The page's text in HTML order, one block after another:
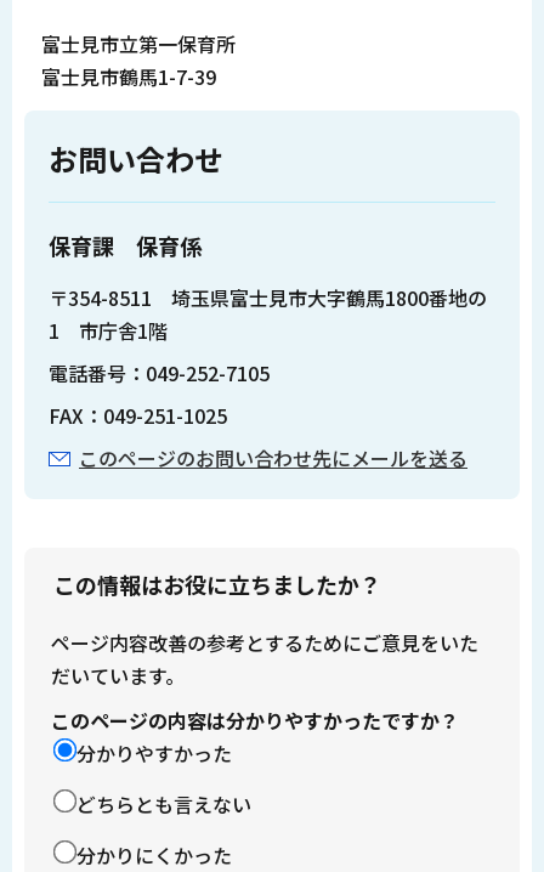
富士見市立第一保育所
富士見市鶴馬1-7-39
お問い合わせ
保育課 保育係
〒354-8511 埼玉県富士見市大字鶴馬1800番地の
1 市庁舎1階
電話番号：049-252-7105
FAX：049-251-1025
このページのお問い合わせ先にメールを送る
この情報はお役に立ちましたか？
ページ内容改善の参考とするためにご意見をいた
だいています。
このページの内容は分かりやすかったですか？
分かりやすかった
どちらとも言えない
分かりにくかった